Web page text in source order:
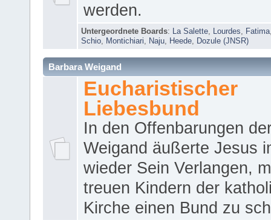
werden.
Untergeordnete Boards: La Salette Lourdes Fatima
Schio
Montichiari Naju Heede Dozule (JNSR)
Barbara Weigand
Eucharistischer
Liebesbund
In den Offenbarungen
Weigand äußerte Jesus
wieder Sein Verlangen,
treuen Kindern der
Kirche einen Bund zu